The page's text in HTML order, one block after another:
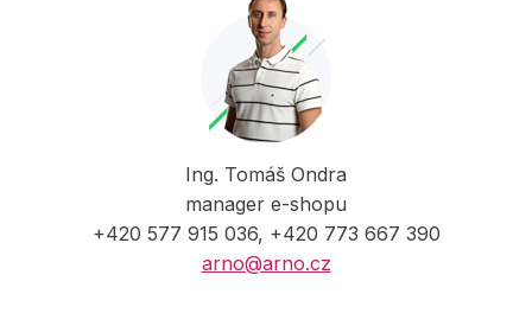
Ing. Tomáš Ondra
manager e-shopu
+420 577 915 036, +420 773 667 390
arno@arno.cz